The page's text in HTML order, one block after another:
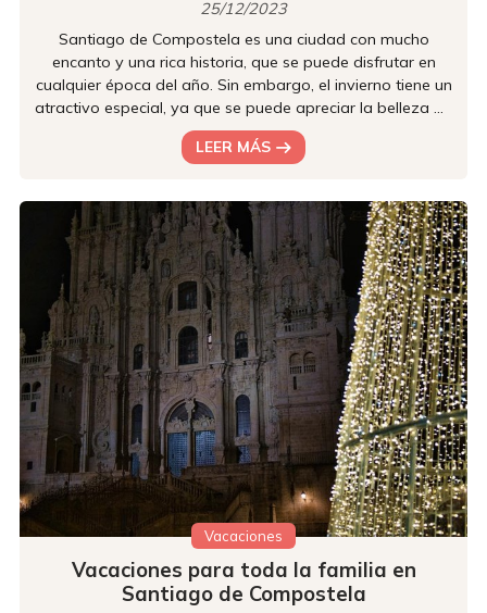
25/12/2023
Santiago de Compostela es una ciudad con mucho
encanto y una rica historia, que se puede disfrutar en
cualquier época del año. Sin embargo, el invierno tiene un
atractivo especial, ya que se puede apreciar la belleza de
sus monumentos, sus calles empedradas y sus plazas
con una atmósfera más tranquila y acogedora. Además,
descubrir otras facetas de la cultura gallega, como su
gastronomía, sus fiestas y sus tradiciones. En este
artículo, desde...
LEER MÁS
Vacaciones para toda la familia en
Santiago de Compostela
Vacaciones